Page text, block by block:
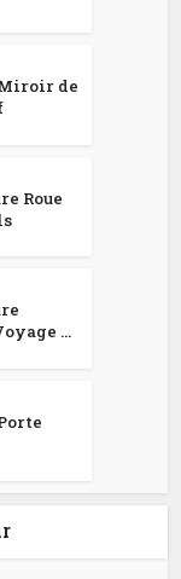
de
Roue
...